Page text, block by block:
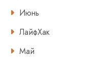
Июнь
ЛайфХак
Май